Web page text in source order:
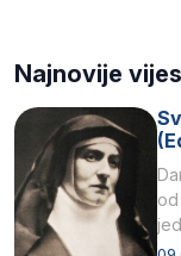
Najnovije
od